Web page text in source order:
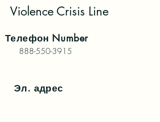
Violence Crisis Line
Телефон Number
888-550-3915
Эл. адрес